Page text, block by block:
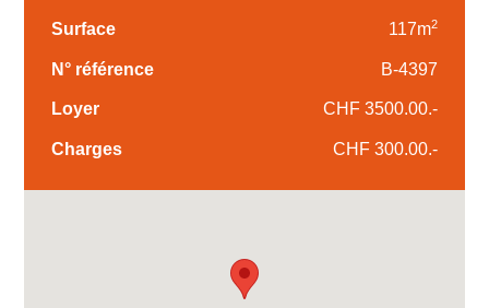
Surface 117m2
N° référence B-4397
Loyer CHF 3500.00.-
Charges CHF 300.00.-